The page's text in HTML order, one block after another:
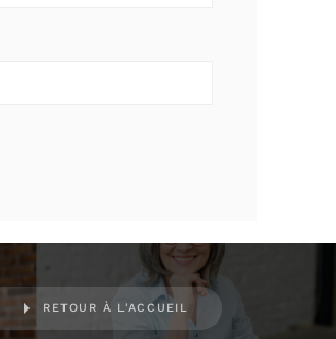
RETOUR À L'ACCUEIL